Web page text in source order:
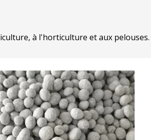
à l'horticulture et aux pelouses.